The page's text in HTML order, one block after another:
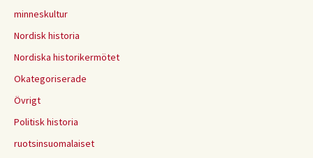
minneskultur
Nordisk historia
Nordiska historikermötet
Okategoriserade
Övrigt
Politisk historia
ruotsinsuomalaiset